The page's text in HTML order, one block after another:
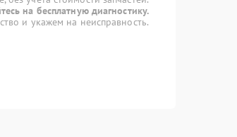
на бесплатную диагностику.
и укажем на неисправность.